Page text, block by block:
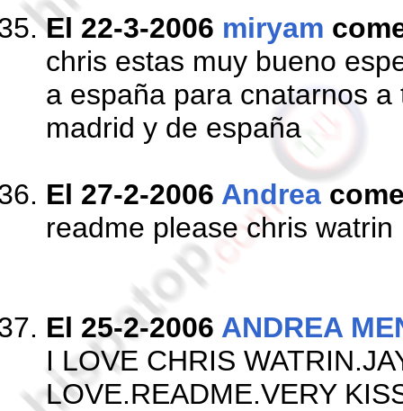
El 22-3-2006 miryam
chris estas muy bueno
a españa para cnatarnos
madrid y de españa
El 27-2-2006 Andrea
readme please chris watrin
El 25-2-2006 ANDREA
I LOVE CHRIS
LOVE.README.VERY